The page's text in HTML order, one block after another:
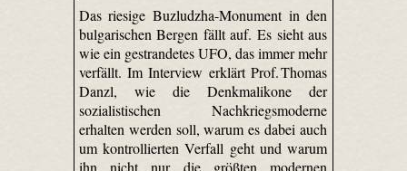
Das riesige Buzludzha-Monument in den
bulgarischen Bergen fällt auf. Es sieht aus
wie ein gestrandetes UFO, das immer mehr
verfällt. Im Interview erklärt Prof. Thomas
Danzl, wie die Denkmalikone der
sozialistischen Nachkriegsmoderne
erhalten werden soll, warum es dabei auch
um kontrollierten Verfall geht und warum
ihn nicht nur die größten modernen